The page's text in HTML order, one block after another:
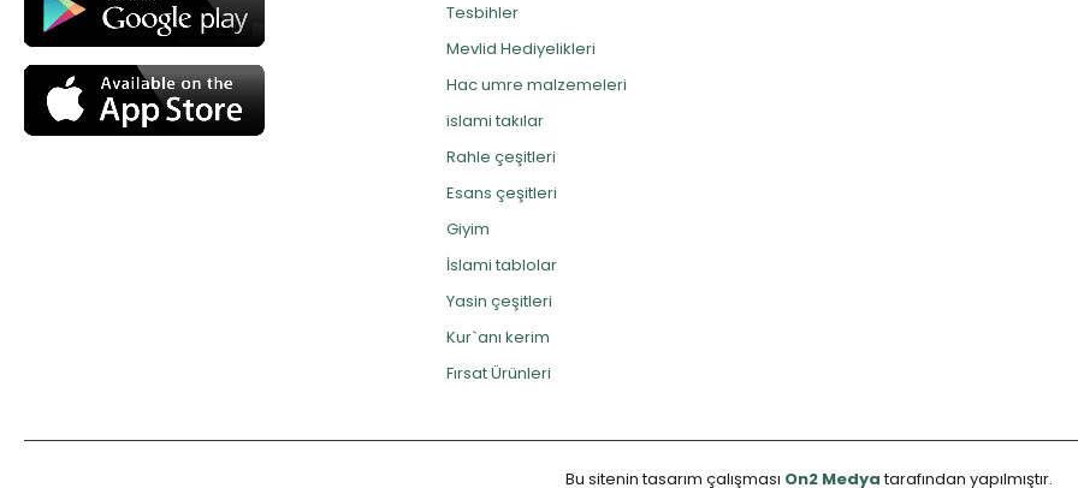
Tesbihler
Mevlid Hediyelikleri
Hac umre malzemeleri
islami takılar
Rahle çeşitleri
Esans çeşitleri
Giyim
İslami tablolar
Yasin çeşitleri
Kur`anı kerim
Fırsat Ürünleri
Bu sitenin tasarım çalışması On2 Medyatarafından yapılmıştır.